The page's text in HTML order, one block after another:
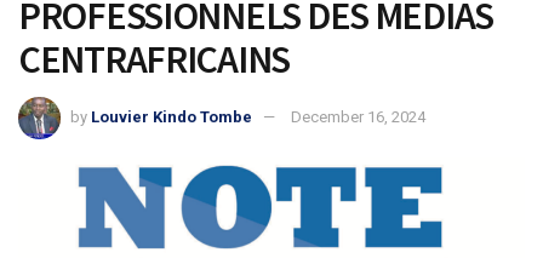
PROFESSIONNELS DES MEDIAS
CENTRAFRICAINS
by Louvier Kindo Tombe December 16, 2024